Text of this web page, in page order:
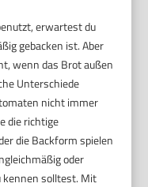
erwartest du
gebacken ist. Aber
wenn das Brot außen
Unterschiede
nicht immer
die richtige
die Backform spielen
oder
kennen solltest. Mit